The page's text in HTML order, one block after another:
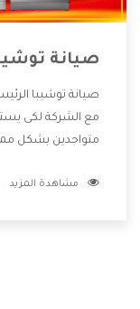
صيانة
صيانة توشيبا
مع الشركة لكى
متواجدين بشكل
الشركة بها والتى
مشاهدة المزيد